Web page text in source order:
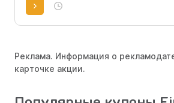
Реклама. Информация о
карточке акции.